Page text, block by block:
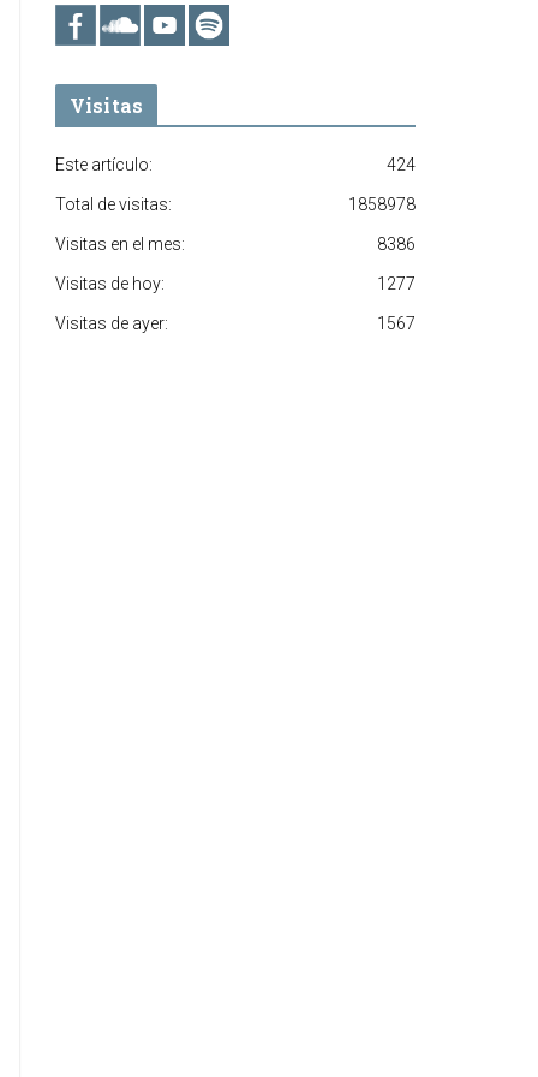
Visitas
424
Este artículo:
1858978
Total de visitas:
8386
Visitas en el mes:
1277
Visitas de hoy:
1567
Visitas de ayer: